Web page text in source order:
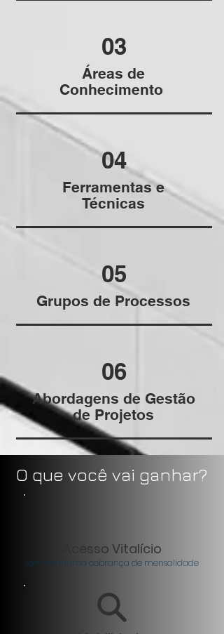
03
Áreas de
Conhecimento
04
Ferramentas e
Técnicas
05
Grupos de Processos
06
Abordagens de Gestão
de Projetos
O que você vai ganhar?
Acesso Vitalício
sem nenhuma cobrança de mensalidade